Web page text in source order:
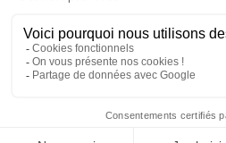
© 2026 - Côté Formations - par
Menu Pied de page
Mentions Légales
Politique de confidentialité